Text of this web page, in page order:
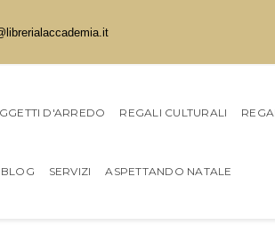
D'ARREDO REGALI CULTURALI
BLOG SERVIZI ASPETTANDO NATALE